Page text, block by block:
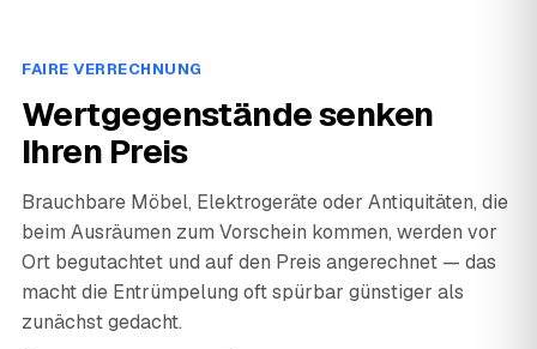
FAIRE VERRECHNUNG
Wertgegenstände senken
Ihren Preis
Brauchbare Möbel, Elektrogeräte oder Antiquitäten, die
beim Ausräumen zum Vorschein kommen, werden vor
Ort begutachtet und auf den Preis angerechnet — das
macht die Entrümpelung oft spürbar günstiger als
zunächst gedacht.